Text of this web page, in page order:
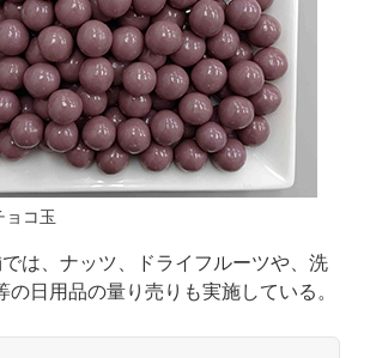
ョコ玉
は、ナッツ、ドライフルーツや、洗
の日用品の量り売りも実施している。